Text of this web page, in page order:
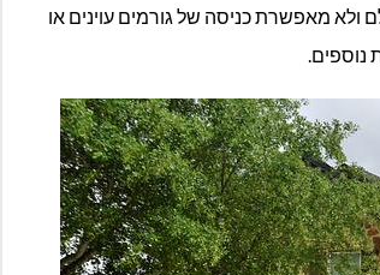
מאפשרת כניסה של גורמים עוינים או
נוספים.